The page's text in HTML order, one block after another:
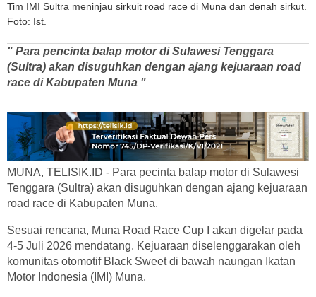
Tim IMI Sultra meninjau sirkuit road race di Muna dan denah sirkut.
Foto: Ist.
" Para pencinta balap motor di Sulawesi Tenggara
(Sultra) akan disuguhkan dengan ajang kejuaraan road
race di Kabupaten Muna "
MUNA, TELISIK.ID - Para pecinta balap motor di Sulawesi
Tenggara (Sultra) akan disuguhkan dengan ajang kejuaraan
road race di Kabupaten Muna.
Sesuai rencana, Muna Road Race Cup I akan digelar pada
4-5 Juli 2026 mendatang. Kejuaraan diselenggarakan oleh
komunitas otomotif Black Sweet di bawah naungan Ikatan
Motor Indonesia (IMI) Muna.